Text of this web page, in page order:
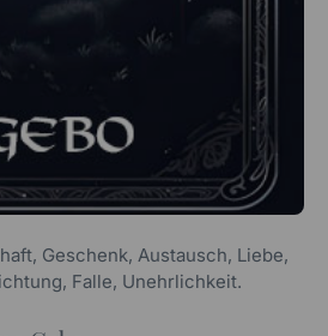
Geschenk, Austausch, Liebe,
Falle, Unehrlichkeit.